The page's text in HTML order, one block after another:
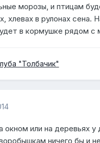
морозы, и птицам
хлевах в рулонах
в кормушке рядом
"Толбачик"
окном или на деревьях
ничего бы и